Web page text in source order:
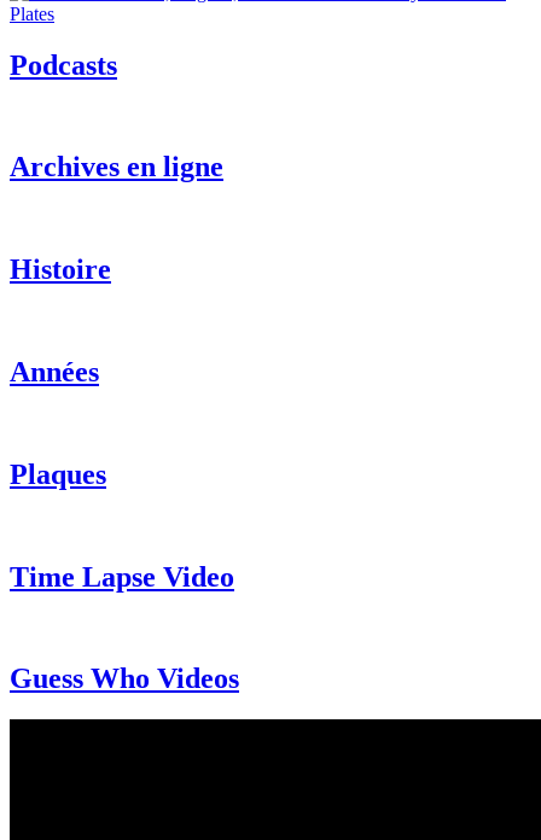
Podcasts
Archives en ligne
Histoire
Années
Plaques
Time Lapse Video
Guess Who Videos